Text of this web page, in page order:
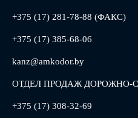
+375 (17) 281-78-88 (ФАКС)
+375 (17) 385-68-06
kanz@amkodor.by
ОТДЕЛ ПРОДАЖ ДОРОЖНО-
+375 (17) 308-32-69